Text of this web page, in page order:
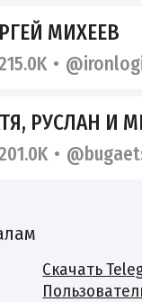
МИХЕЕВ
РУСЛАН И
Скачать